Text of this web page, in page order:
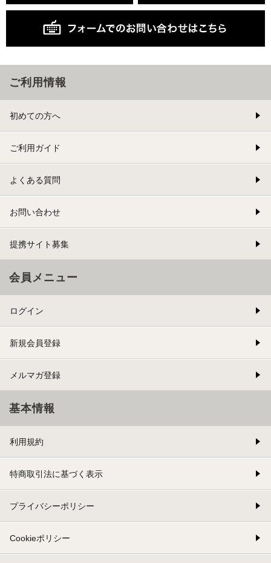
ご利用情報
初めての方へ
ご利用ガイド
よくある質問
お問い合わせ
提携サイト募集
会員メニュー
ログイン
新規会員登録
メルマガ登録
基本情報
利用規約
特商取引法に基づく表示
プライバシーポリシー
Cookieポリシー